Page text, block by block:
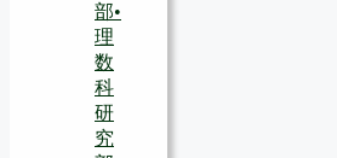
部•
理
数
科
研
究